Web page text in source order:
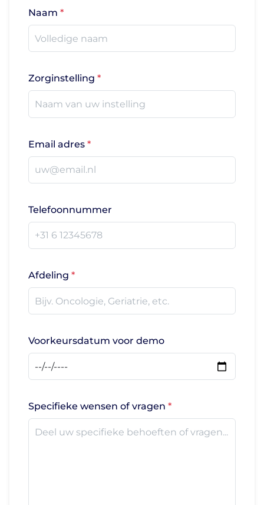
Naam
Zorginstelling
Email adres
Telefoonnummer
Afdeling
Voorkeursdatum voor demo
Specifieke wensen of vragen